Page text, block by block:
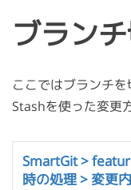
ブラン
ここではブランチ
Stashを使った変更
SmartGit >
時の処理 > 変更